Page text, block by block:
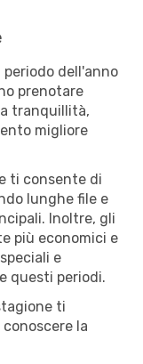
periodo dell'anno
prenotare
tranquillità,
migliore
ti consente di
lunghe file e
Inoltre, gli
più economici e
e
questi periodi.
ti
la